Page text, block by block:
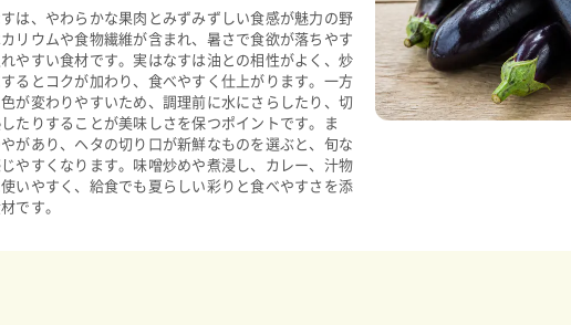
は、やわらかな果肉とみずみずしい食感が魅力の野
リウムや食物繊維が含まれ、暑さで食欲が落ちやす
やすい食材です。実はなすは油との相性がよく、炒
るとコクが加わり、食べやすく仕上がります。一方
が変わりやすいため、調理前に水にさらしたり、切
たりすることが美味しさを保つポイントです。ま
があり、ヘタの切り口が新鮮なものを選ぶと、旬な
やすくなります。味噌炒めや煮浸し、カレー、汁物
いやすく、給食でも夏らしい彩りと食べやすさを添
です。